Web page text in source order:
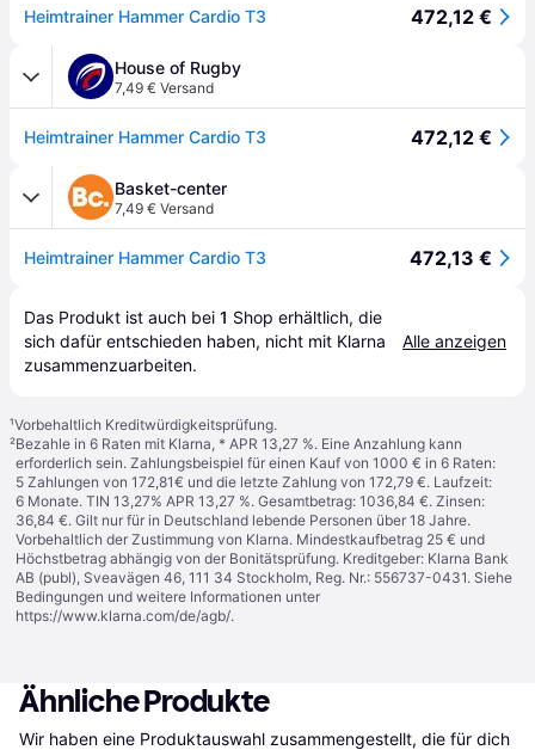
Heimtrainer Hammer Cardio T3 472,12 €
House of Rugby
7,49 € Versand
Heimtrainer Hammer Cardio T3 472,12 €
Basket-center
7,49 € Versand
Heimtrainer Hammer Cardio T3 472,13 €
Das Produkt ist auch bei 1 Shop erhältlich, die
sich dafür entschieden haben, nicht mit Klarna
zusammenzuarbeiten.
Alle anzeigen
¹Vorbehaltlich Kreditwürdigkeitsprüfung.
²Bezahle in 6 Raten mit Klarna, * APR 13,27 %. Eine Anzahlung kann
erforderlich sein. Zahlungsbeispiel für einen Kauf von 1000 € in 6 Raten:
5 Zahlungen von 172,81€ und die letzte Zahlung von 172,79 €. Laufzeit:
6 Monate. TIN 13,27% APR 13,27 %. Gesamtbetrag: 1036,84 €. Zinsen:
36,84 €. Gilt nur für in Deutschland lebende Personen über 18 Jahre.
Vorbehaltlich der Zustimmung von Klarna. Mindestkaufbetrag 25 € und
Höchstbetrag abhängig von der Bonitätsprüfung. Kreditgeber: Klarna Bank
AB (publ), Sveavägen 46, 111 34 Stockholm, Reg. Nr.: 556737-0431. Siehe
Bedingungen und weitere Informationen unter
https://www.klarna.com/de/agb/.
Ähnliche Produkte
Wir haben eine Produktauswahl zusammengestellt, die für dich